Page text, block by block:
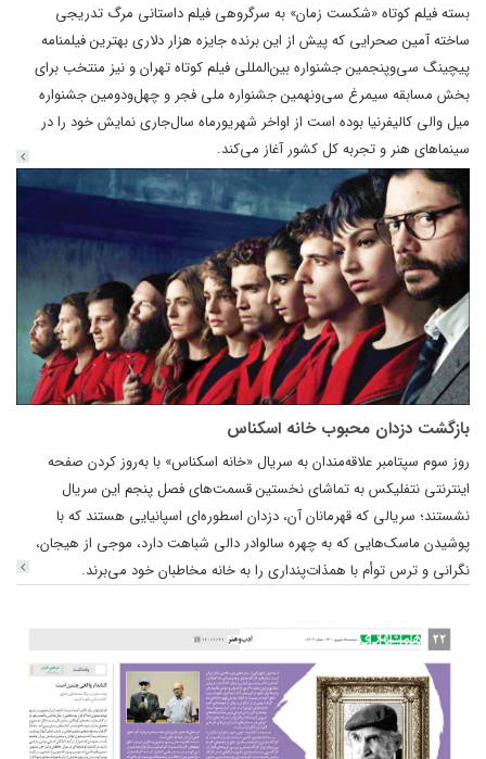
بسته فیلم کوتاه «شکست زمان» به سرگروهی فیلم داستانی مرگ تدریجی
ساخته‌ آمین صحرایی که پیش از این برنده جایزه هزار دلاری بهترین فیلمنامه
پیچینگ سی‌وپنجمین جشنواره بین‌المللی فیلم کوتاه تهران و نیز منتخب برای
بخش مسابقه سیمرغ سی‌ونهمین جشنواره ملی فجر و چهل‌ودومین جشنواره
میل والی کالیفرنیا بوده است از اواخر شهریور‌ماه سال‌جاری نمایش خود را در
سینماهای هنر و تجربه کل کشور آغاز می‌کند.
بازگشت دزدان محبوب خانه اسکناس
روز سوم سپتامبر علاقه‌مندان به سریال «خانه اسکناس» با به‌روز کردن صفحه
اینترنتی نتفلیکس به تماشای نخستین قسمت‌های فصل پنجم این سریال
نشستند؛ سریالی که قهرمانان آن، دزدان اسطوره‌ای اسپانیایی هستند که با
پوشیدن ماسک‌هایی که به چهره سالوادر دالی شباهت دارد، موجی از هیجان،
نگرانی و ترس توأم با همذات‌پنداری را به خانه مخاطبان خود می‌برند.